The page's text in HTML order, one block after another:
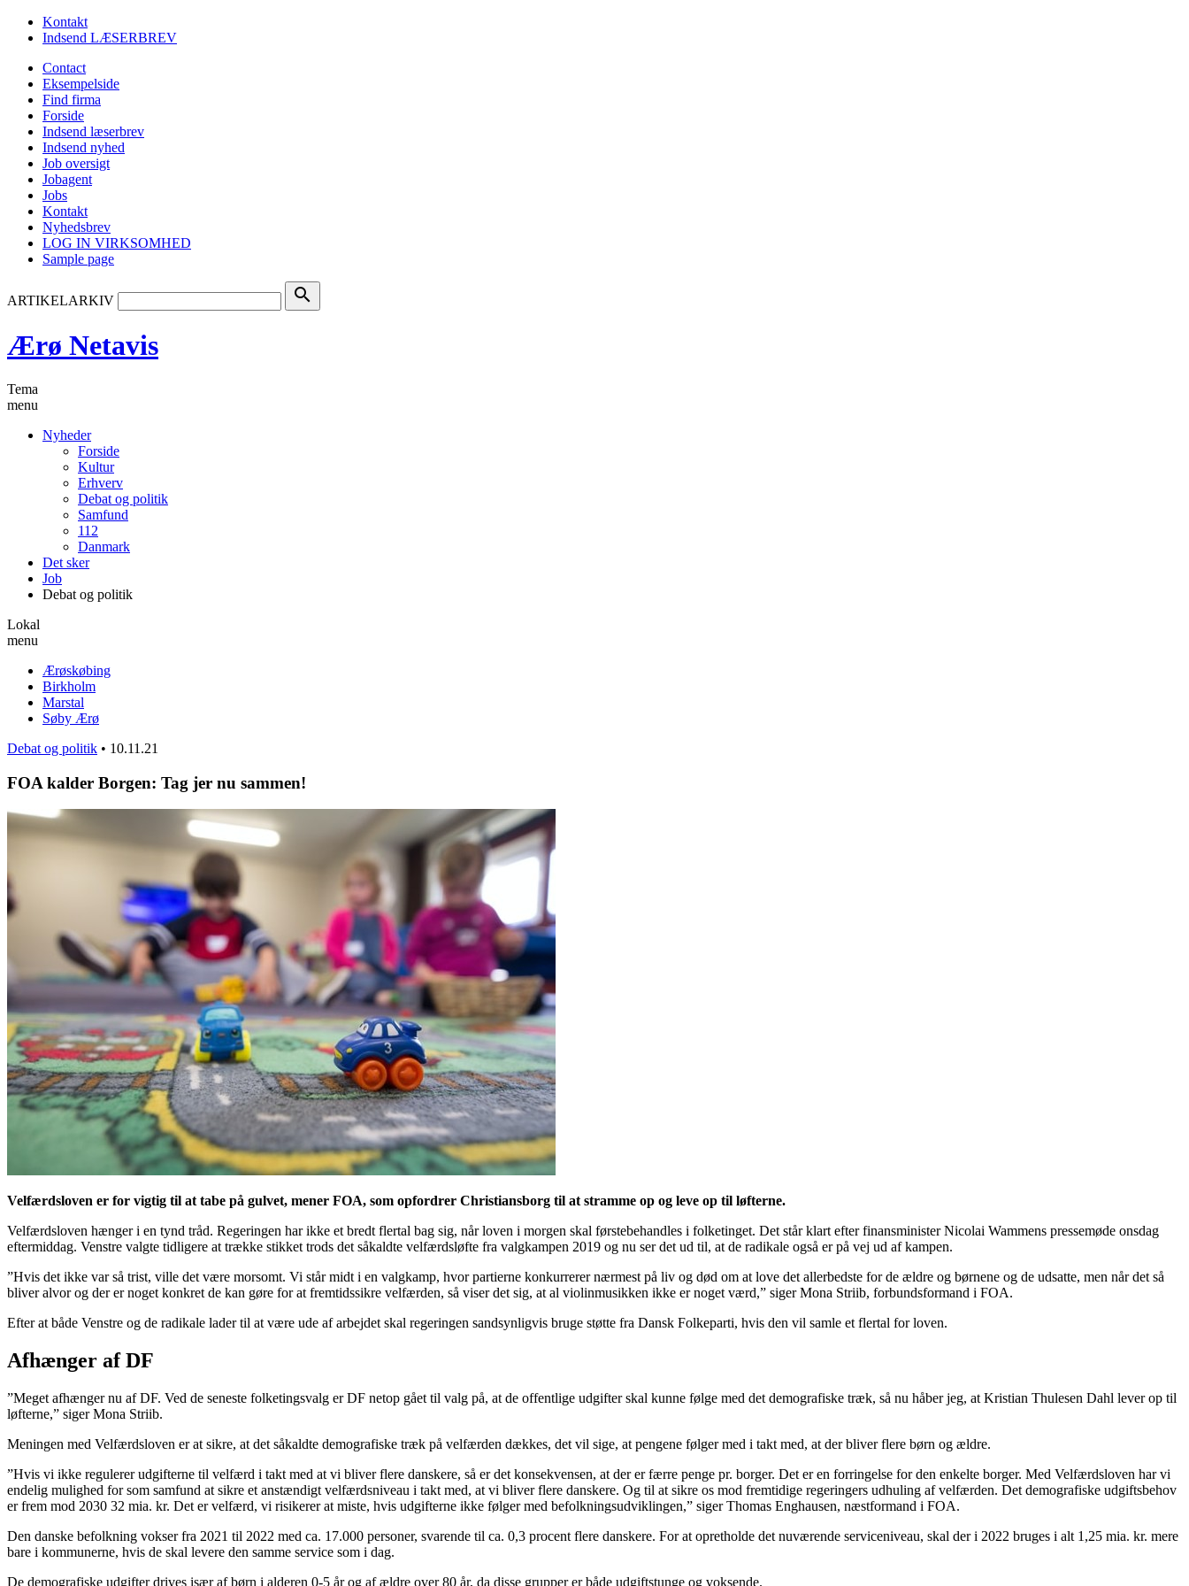
Kontakt
Indsend LÆSERBREV
Contact
Eksempelside
Find firma
Forside
Indsend læserbrev
Indsend nyhed
Job oversigt
Jobagent
Jobs
Kontakt
Nyhedsbrev
LOG IN VIRKSOMHED
Sample page
ARTIKELARKIV search
Ærø Netavis
Tema
menu
Nyheder
Forside
Kultur
Erhverv
Debat og politik
Samfund
112
Danmark
Det sker
Job
Debat og politik
Lokal
menu
Ærøskøbing
Birkholm
Marstal
Søby Ærø
Debat og politik • 10.11.21
FOA kalder Borgen: Tag jer nu sammen!
Velfærdsloven er for vigtig til at tabe på gulvet, mener FOA, som opfordrer Christiansborg til at stramme op og leve op til løfterne.
Velfærdsloven hænger i en tynd tråd. Regeringen har ikke et bredt flertal bag sig, når loven i morgen skal førstebehandles i folketinget. Det står klart efter finansminister Nicolai Wammens pressemøde onsdag
eftermiddag. Venstre valgte tidligere at trække stikket trods det såkaldte velfærdsløfte fra valgkampen 2019 og nu ser det ud til, at de radikale også er på vej ud af kampen.
”Hvis det ikke var så trist, ville det være morsomt. Vi står midt i en valgkamp, hvor partierne konkurrerer nærmest på liv og død om at love det allerbedste for de ældre og børnene og de udsatte, men når det så
bliver alvor og der er noget konkret de kan gøre for at fremtidssikre velfærden, så viser det sig, at al violinmusikken ikke er noget værd,” siger Mona Striib, forbundsformand i FOA.
Efter at både Venstre og de radikale lader til at være ude af arbejdet skal regeringen sandsynligvis bruge støtte fra Dansk Folkeparti, hvis den vil samle et flertal for loven.
Afhænger af DF
”Meget afhænger nu af DF. Ved de seneste folketingsvalg er DF netop gået til valg på, at de offentlige udgifter skal kunne følge med det demografiske træk, så nu håber jeg, at Kristian Thulesen Dahl lever op til
løfterne,” siger Mona Striib.
Meningen med Velfærdsloven er at sikre, at det såkaldte demografiske træk på velfærden dækkes, det vil sige, at pengene følger med i takt med, at der bliver flere børn og ældre.
”Hvis vi ikke regulerer udgifterne til velfærd i takt med at vi bliver flere danskere, så er det konsekvensen, at der er færre penge pr. borger. Det er en forringelse for den enkelte borger. Med Velfærdsloven har vi
endelig mulighed for som samfund at sikre et anstændigt velfærdsniveau i takt med, at vi bliver flere danskere. Og til at sikre os mod fremtidige regeringers udhuling af velfærden. Det demografiske udgiftsbehov
er frem mod 2030 32 mia. kr. Det er velfærd, vi risikerer at miste, hvis udgifterne ikke følger med befolkningsudviklingen,” siger Thomas Enghausen, næstformand i FOA.
Den danske befolkning vokser fra 2021 til 2022 med ca. 17.000 personer, svarende til ca. 0,3 procent flere danskere. For at opretholde det nuværende serviceniveau, skal der i 2022 bruges i alt 1,25 mia. kr. mere
bare i kommunerne, hvis de skal levere den samme service som i dag.
De demografiske udgifter drives især af børn i alderen 0-5 år og af ældre over 80 år, da disse grupper er både udgiftstunge og voksende.